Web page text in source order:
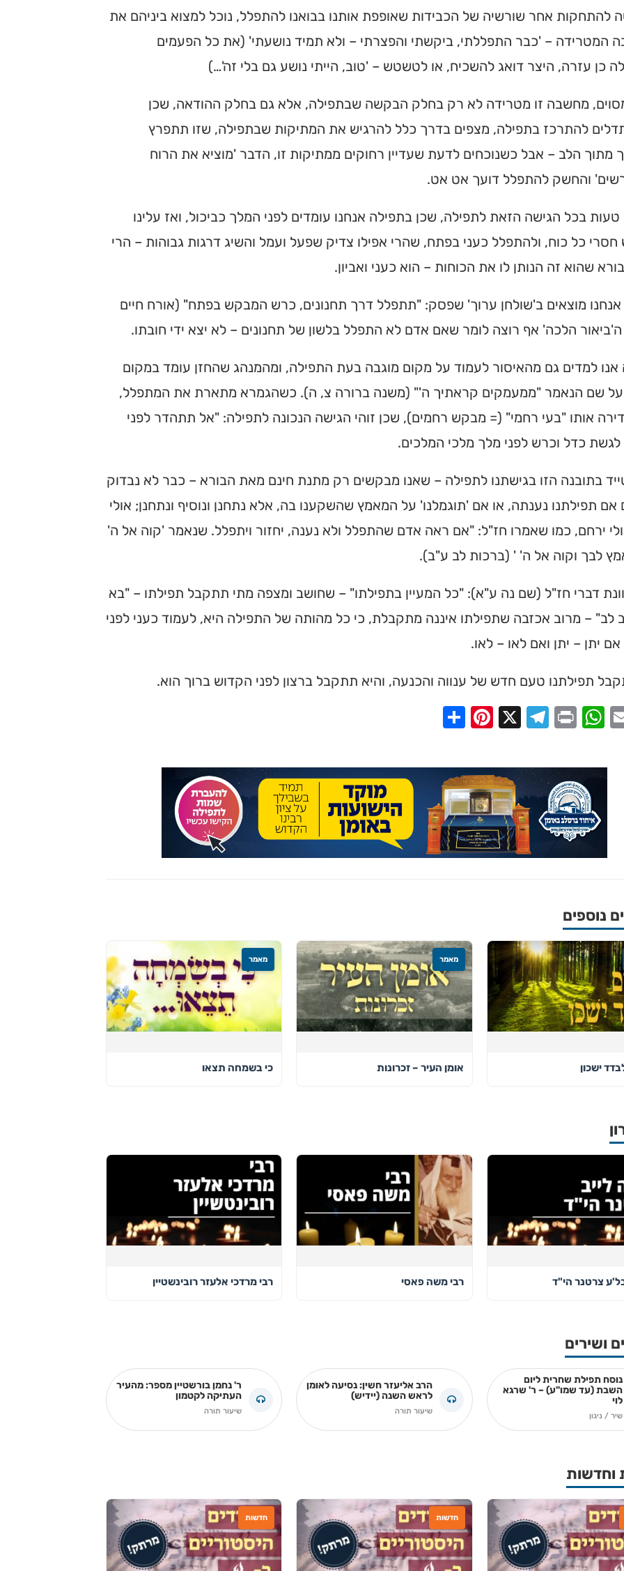
להתחקות אחר שורשיה של הכבידות שאופפת אותנו בבואנו להתפלל, נוכל למצוא ביניהם את
המטרידה – 'כבר התפללתי, ביקשתי והפצרתי – ולא תמיד נושעתי' (את כל הפעמים
כן עזרה, היצר דואג להשכיח, או לטשטש – 'טוב, הייתי נושע גם בלי זה'…)
מחשבה זו מטרידה לא רק בחלק הבקשה שבתפילה, אלא גם בחלק ההודאה, שכן
להתרכז בתפילה, מצפים בדרך כלל להרגיש את המתיקות שבתפילה, שזו תתפרץ
מתוך הלב – אבל כשנוכחים לדעת שעדיין רחוקים ממתיקות זו, הדבר 'מוציא את הרוח
והחשק להתפלל דועך אט אט.
בכל הגישה הזאת לתפילה, שכן בתפילה אנחנו עומדים לפני המלך כביכול, ואז עלינו
חסרי כל כוח, ולהתפלל כעני בפתח, שהרי אפילו צדיק שפעל ועמל והשיג דרגות גבוהות – הרי
שהוא זה הנותן לו את הכוחות – הוא כעני ואביון.
אנחנו מוצאים ב'שולחן ערוך' שפסק: "תתפלל דרך תחנונים, כרש המבקש בפתח" (אורח חיים
הלכה' אף רוצה לומר שאם אדם לא התפלל בלשון של תחנונים – לא יצא ידי חובתו.
אנו למדים גם מהאיסור לעמוד על מקום מוגבה בעת התפילה, ומהמנהג שהחזן עומד במקום
על שם הנאמר "ממעמקים קראתיך ה'" (משנה ברורה צ, ה). כשהגמרא מתארת את המתפלל,
אותו "בעי רחמי" (= מבקש רחמים), שכן זוהי הגישה הנכונה לתפילה: "אל תתהדר לפני
כדל וכרש לפני מלך מלכי המלכים.
בתובנה הזו בגישתנו לתפילה – שאנו מבקשים רק מתנת חינם מאת הבורא – כבר לא נבדוק
תפילתנו נענתה, או אם 'תוגמלנו' על המאמץ שהשקענו בה, אלא נתחנן ונוסיף ונתחנן; אולי
ירחם, כמו שאמרו חז"ל: "אם ראה אדם שהתפלל ולא נענה, יחזור ויתפלל. שנאמר 'קוה אל ה'
לבך וקוה אל ה' ' (ברכות לב ע"ב).
דברי חז"ל (שם נה ע"א): "כל המעיין בתפילתו" – שחושב ומצפה מתי תתקבל תפילתו – "בא
לב" – מרוב אכזבה שתפילתו איננה מתקבלת, כי כל מהותה של התפילה היא, לעמוד כעני לפני
יתן – יתן ואם לאו – לאו.
תפילתנו טעם חדש של ענווה והכנעה, והיא תתקבל ברצון לפני הקדוש ברוך הוא.
Email
WhatsApp
Print
Telegram
Pinterest
נוספים
ישכון
מאמר
אומן העיר – זכרונות
מאמר
כי בשמחה תצאו
צרטנר הי"ד רבי משה פאסי רבי מרדכי אלעזר רובינשטיין
ושירים
נוסח תפילת שחרית ליום
השבת (עד שמו"ע) – ר' שרגא
לוי
שיר / ניגון
הרב אליעזר חשין: נסיעה לאומן
לראש השנה (יידיש)
שיעור תורה
ר' נחמן בורשטיין מספר: מהעיר
העתיקה לקטמון
שיעור תורה
וחדשות
חדשות חדשות
כנסת או
זמני תפילות, שיעורי
בלחיצת כפתור.
➔